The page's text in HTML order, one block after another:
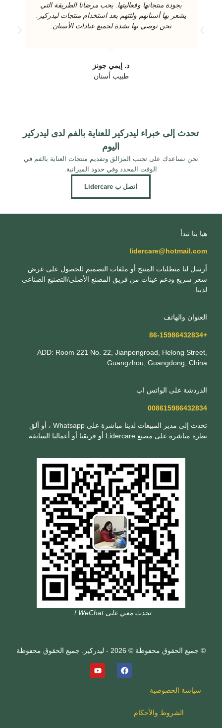
بجودة منتجاتها وفعاليتها. يحب مرضانا الطريقة التي
يشعر بها أسنانهم ولثتهم بعد استخدام منتجات ليدركير.
نحن نوصي بها بشدة لجميع عيادات الأسنان.
د. إيمي جونز
طبيب أسنان
تحدث إلى خبراء ليدركير للعناية بالفم لدى ليدركير
اليوم
نحن نساعدك على تجنب المزالق وتقديم منتجات العناية بالفم في
الوقت المحدد وفي حدود الميزانية.
اتصل ب Lidercare
هيا بنا نبدأ
lidercare@hotmail.com
أرسل لنا متطلبات المنتج أو ملفات التصميم للحصول على عرض
سعر سريع ودعم عينات من فريق المصنع الأصلي/التصنيع الصناعي
لدينا.
العنوان والهاتف
+86-15986432834
ADD: Room 221 No. 22, Jianpengroad, Helong Street,
Guangzhou, Guangdong, China
الدردشة على الواتس اب
008615986432834
تحدث إلى مدير المبيعات لدينا مباشرة على Whatsapp ، أو ألق
نظرة مباشرة على مصنع Lidercare أو فريقنا أو أعمالنا السابقة.
تحدث معي على WeChat！
© جميع الحقوق محفوظة © 2026 - ليدركير. جميع الحقوق محفوظة
سياسة الخصوصية
الشروط والأحكام